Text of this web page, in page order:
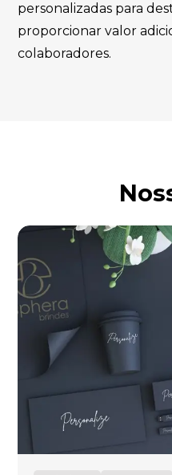
personalizadas para
proporcionar valor
colaboradores.